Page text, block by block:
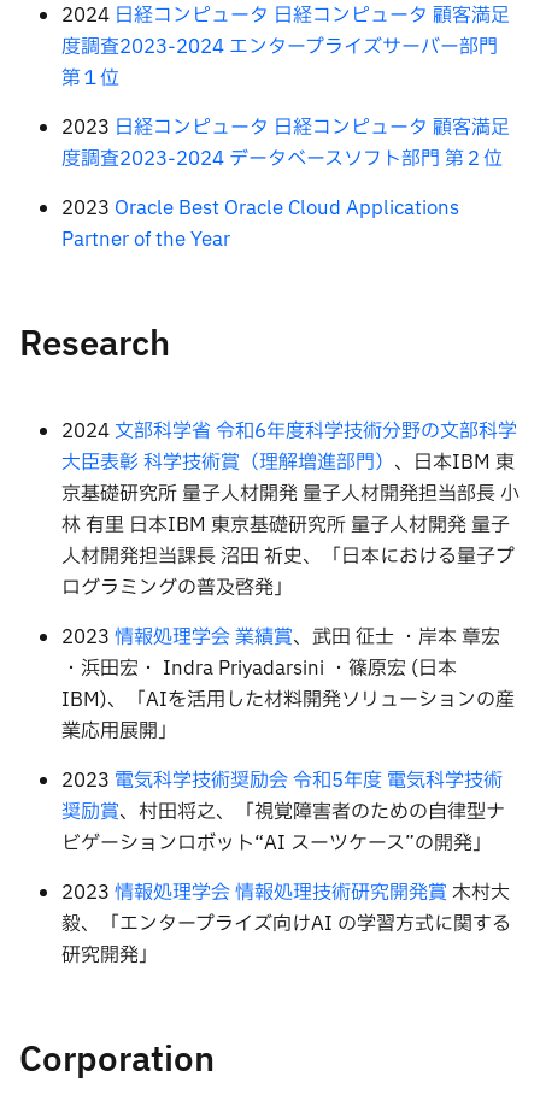
2024 日経コンピュータ 日経コンピュータ 顧客満足
度調査2023-2024 エンタープライズサーバー部門
第１位
2023 日経コンピュータ 日経コンピュータ 顧客満足
度調査2023-2024 データベースソフト部門 第２位
2023 Oracle Best Oracle Cloud Applications
Partner of the Year
Research
2024文部科学省 令和6年度科学技術分野の文部科学
大臣表彰 科学技術賞（理解増進部門） 、日本IBM 東
京基礎研究所 量子人材開発 量子人材開発担当部長 小
林 有里 日本IBM 東京基礎研究所 量子人材開発 量子
人材開発担当課長 沼田 祈史、「日本における量子プ
ログラミングの普及啓発」
2023 情報処理学会 業績賞、武田 征士 ・岸本 章宏
・浜田宏・ Indra Priyadarsini ・篠原宏 (日本
IBM)、「AIを活用した材料開発ソリューションの産
業応用展開」
2023 電気科学技術奨励会 令和5年度 電気科学技術
奨励賞、村田将之、「視覚障害者のための自律型ナ
ビゲーションロボット“AI スーツケース”の開発」
2023 情報処理学会 情報処理技術研究開発賞 木村大
毅、「エンタープライズ向けAI の学習方式に関する
研究開発」
Corporation